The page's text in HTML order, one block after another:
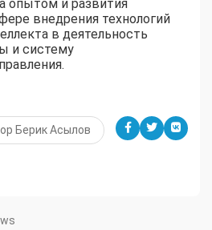
опытом и развития
внедрения технологий
в деятельность
и систему
Берик Асылов